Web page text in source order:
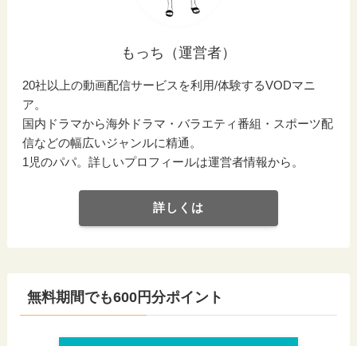
もっち（運営者）
20社以上の動画配信サービスを利用/体験するVODマニ
ア。
国内ドラマから海外ドラマ・バラエティ番組・スポーツ配
信などの幅広いジャンルに精通。
1児のパパ。詳しいプロフィールは運営者情報から。
詳しくは
無料期間でも600円分ポイント